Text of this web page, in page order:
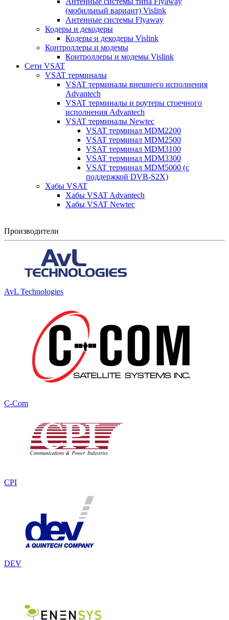
(мобильный вариант) Vislink
Антенные системы Flyaway
Кодеры и декодеры
Кодеры и декодеры Vislink
Контроллеры и модемы
Контроллеры и модемы Vislink
Сети VSAT
VSAT терминалы
VSAT терминалы внешнего исполнения
Advantech
VSAT терминалы и роутеры стоечного
исполнения Advantech
VSAT терминалы Newtec
VSAT терминал MDM2200
VSAT терминал MDM2500
VSAT терминал MDM3100
VSAT терминал MDM3300
VSAT терминал MDM5000 (с
поддержкой DVB-S2X)
Хабы VSAT
Хабы VSAT Advantech
Хабы VSAT Newtec
Производители
AvL Technologies
C-Com
CPI
DEV